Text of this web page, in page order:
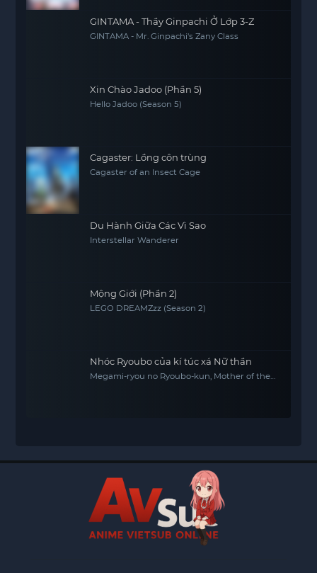
GINTAMA - Thầy Ginpachi Ở Lớp 3-Z
GINTAMA - Mr. Ginpachi's Zany Class
Xin Chào Jadoo (Phần 5)
Hello Jadoo (Season 5)
Cagaster: Lồng côn trùng
Cagaster of an Insect Cage
Du Hành Giữa Các Vì Sao
Interstellar Wanderer
Mộng Giới (Phần 2)
LEGO DREAMZzz (Season 2)
Nhóc Ryoubo của kí túc xá Nữ thần
Megami-ryou no Ryoubo-kun, Mother of the